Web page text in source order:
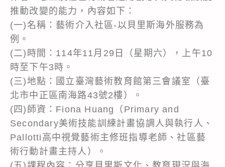
推動改變的能力，內容如下：
(一)名稱：藝術介入社區-以貝里斯海外服務為
例。
(二)時間：114年11月29日（星期六），上午10
時至下午3時。
(三)地點：國立臺灣藝術教育館第三會議室（臺
北市中正區南海路43號2樓）。
(四)師資：Fiona Huang（Primary and
Secondary美術技能訓練計畫協調人與執行人、
Pallotti高中視覺藝術主修班指導老師、社區藝
術行動計畫主持人）。